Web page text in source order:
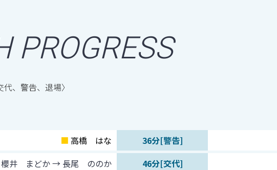
PROGRESS
代、警告、退場〉
■ 高橋 はな
36分[警告]
櫻井 まどか → 長尾 ののか
46分[交代]